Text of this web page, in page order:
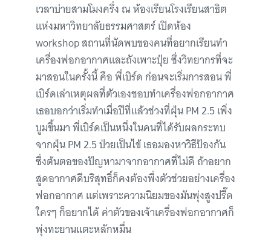
เวลาบ่ายสามโมงครึ่ง ณ ห้องเรียนโรงเรียนสาธิต
แห่งมหาวิทยาลัยธรรมศาสตร์ เปิดห้อง
workshop สถานที่นัดพบของคนที่อยากเรียนทำ
เครื่องฟอกอากาศและถังเพาะปุ๋ย ซึ่งวิทยากรที่จะ
มาสอนในครั้งนี้ คือ พี่เบิร์ด ก่อนจะเริ่มการสอน พี่
เบิร์ดเล่าเหตุผลที่ตัวเองชอบทำเครื่องฟอกอากาศ
เธอบอกว่าเริ่มทำเมื่อปีที่แล้วช่วงที่ฝุ่น PM 2.5 เพิ่ง
บูมขึ้นมา พี่เบิร์ดเป็นหนึ่งในคนที่ได้รับผลกระทบ
จากฝุ่น PM 2.5 ป่วยเป็นไข้ เธอมองหาวิธีป้องกัน
ซึ่งต้นตอของปัญหามาจากอากาศที่ไม่ดี ถ้าอยาก
สูดอากาศดีบริสุทธิ์ก็คงต้องพึ่งตัวช่วยอย่างเครื่อง
ฟอกอากาศ แต่เพราะความนิยมของมันพุ่งสูงปรี๊ด
ใครๆ ก็อยากได้ ค่าตัวของเจ้าเครื่องฟอกอากาศก็
พุ่งทะยานแตะหลักหมื่น